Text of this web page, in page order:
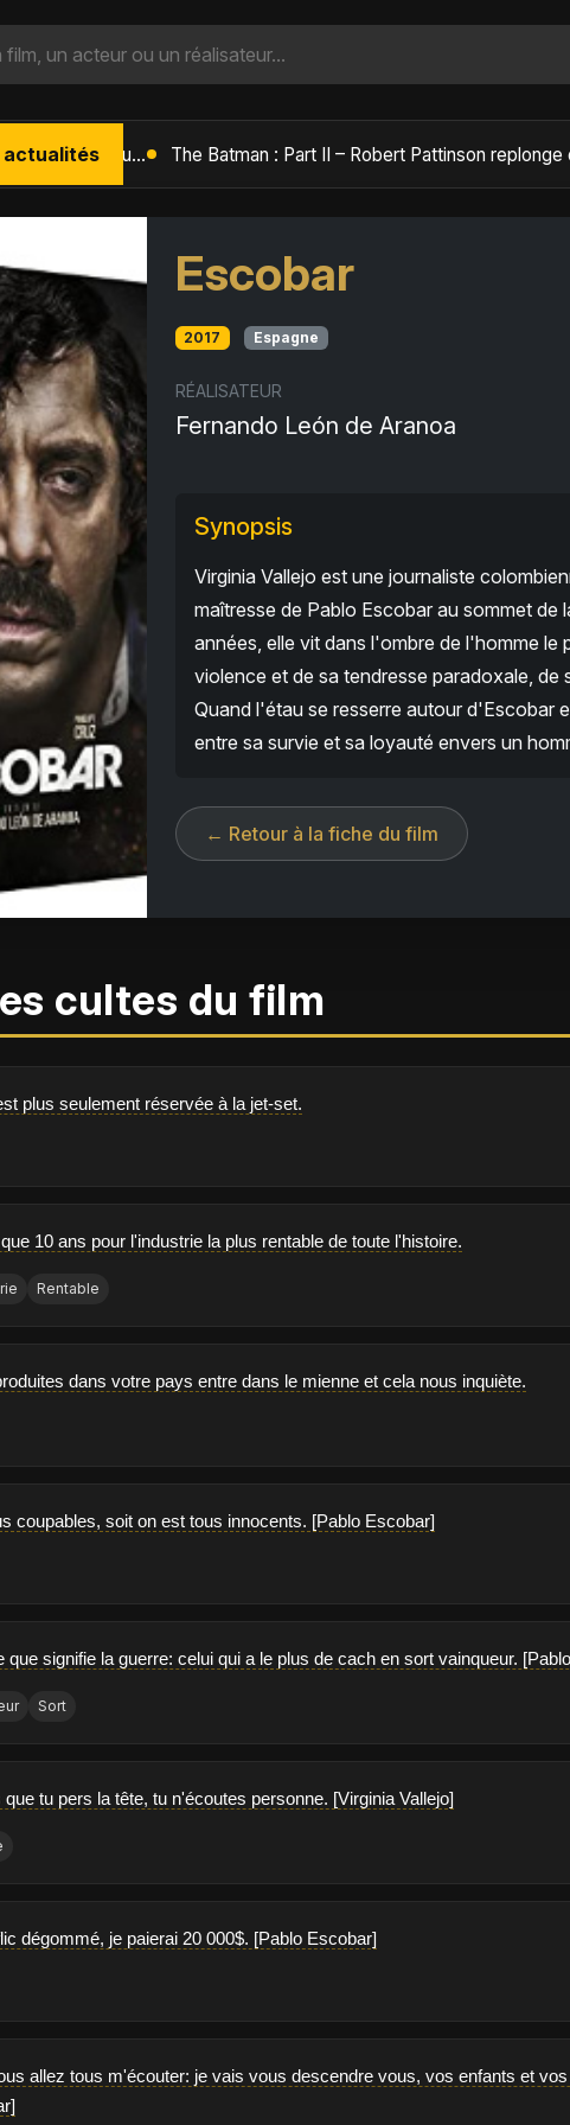
actualités L'Âge de Glace : Le Réveil du Volcan – Manny, Sid et Diego de retour pour une aventure explosive
Escobar
2017 Espagne
RÉALISATEUR
Fernando León de Aranoa
Synopsis
Virginia Vallejo est une journaliste
maîtresse de Pablo Escobar au sommet de
années, elle vit dans l'ombre de l'homme le
violence et de sa tendresse paradoxale, de
Quand l'étau se resserre autour d'Escobar
entre sa survie et sa loyauté envers un
← Retour à la fiche du film
cultes du film
plus seulement réservée à la jet-set.
10 ans pour l'industrie la plus rentable de toute l'histoire.
Rentable
dans votre pays entre dans le mienne et cela nous inquiète.
coupables, soit on est tous innocents. [Pablo Escobar]
que signifie la guerre: celui qui a le plus de cach en sort vainqueur.
Sort
que tu pers la tête, tu n'écoutes personne. [Virginia Vallejo]
dégommé, je paierai 20 000$. [Pablo Escobar]
allez tous m'écouter: je vais vous descendre vous, vos enfants et